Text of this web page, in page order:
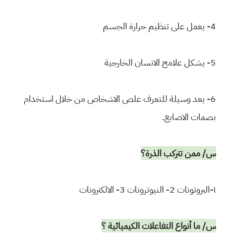
4- يعمل على تنظيم حرارة الجسم
5- يشكل علامح الانسان الخارجية
6- يعد وسيلة للتعرف علص الاشخاص من خلال استخدام
بصمات الاصابع.
س/ ممن تتركب الذرة؟
١-البروتونات 2- النيوترونات 3- الالكترونات
س/ ما أنواع التفاعلات الكيميائية ؟